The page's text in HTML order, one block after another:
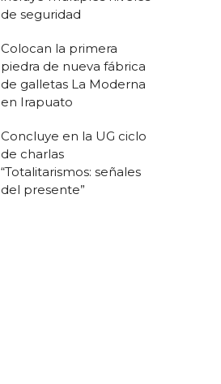
de seguridad
Colocan la primera
piedra de nueva fábrica
de galletas La Moderna
en Irapuato
Concluye en la UG ciclo
de charlas
“Totalitarismos: señales
del presente”